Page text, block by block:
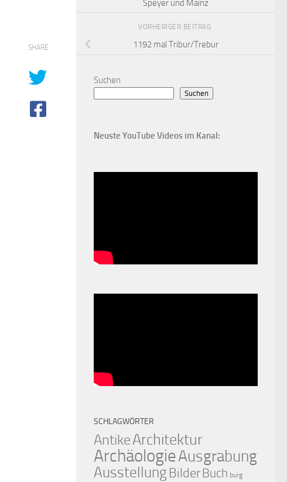
SHARE
Speyer und Mainz
VORHERIGER BEITRAG
1192 mal Tribur/Trebur
Suchen
Suchen
Neuste YouTube Videos im Kanal:
SCHLAGWÖRTER
AntikeArchitektur
ArchäologieAusgrabung
AusstellungBilder Buch burg